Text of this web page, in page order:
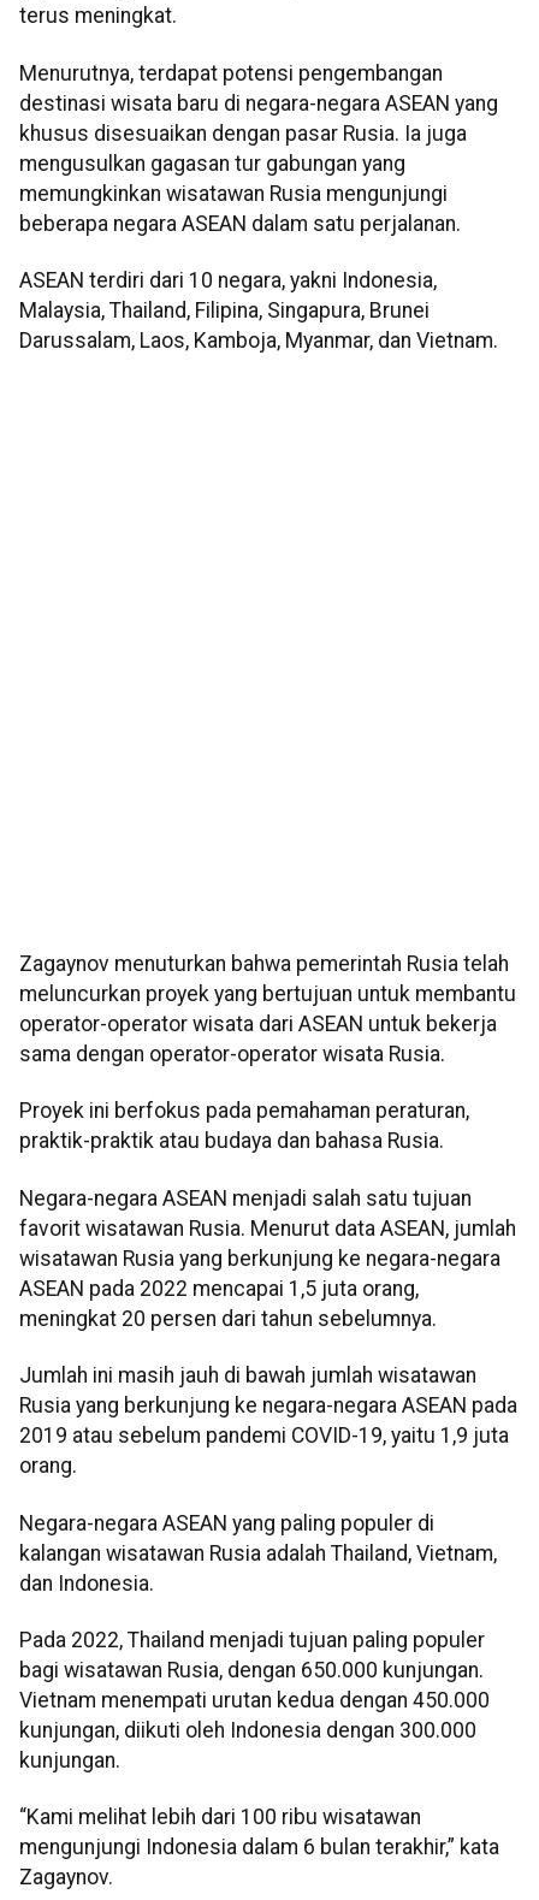
terus meningkat.
Menurutnya, terdapat potensi pengembangan
destinasi wisata baru di negara-negara ASEAN yang
khusus disesuaikan dengan pasar Rusia. Ia juga
mengusulkan gagasan tur gabungan yang
memungkinkan wisatawan Rusia mengunjungi
beberapa negara ASEAN dalam satu perjalanan.
ASEAN terdiri dari 10 negara, yakni Indonesia,
Malaysia, Thailand, Filipina, Singapura, Brunei
Darussalam, Laos, Kamboja, Myanmar, dan Vietnam.
Zagaynov menuturkan bahwa pemerintah Rusia telah
meluncurkan proyek yang bertujuan untuk membantu
operator-operator wisata dari ASEAN untuk bekerja
sama dengan operator-operator wisata Rusia.
Proyek ini berfokus pada pemahaman peraturan,
praktik-praktik atau budaya dan bahasa Rusia.
Negara-negara ASEAN menjadi salah satu tujuan
favorit wisatawan Rusia. Menurut data ASEAN, jumlah
wisatawan Rusia yang berkunjung ke negara-negara
ASEAN pada 2022 mencapai 1,5 juta orang,
meningkat 20 persen dari tahun sebelumnya.
Jumlah ini masih jauh di bawah jumlah wisatawan
Rusia yang berkunjung ke negara-negara ASEAN pada
2019 atau sebelum pandemi COVID-19, yaitu 1,9 juta
orang.
Negara-negara ASEAN yang paling populer di
kalangan wisatawan Rusia adalah Thailand, Vietnam,
dan Indonesia.
Pada 2022, Thailand menjadi tujuan paling populer
bagi wisatawan Rusia, dengan 650.000 kunjungan.
Vietnam menempati urutan kedua dengan 450.000
kunjungan, diikuti oleh Indonesia dengan 300.000
kunjungan.
“Kami melihat lebih dari 100 ribu wisatawan
mengunjungi Indonesia dalam 6 bulan terakhir,” kata
Zagaynov.